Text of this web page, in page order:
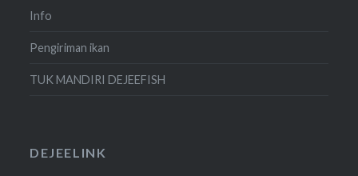
Info
Pengiriman ikan
TUK MANDIRI DEJEEFISH
DEJEELINK